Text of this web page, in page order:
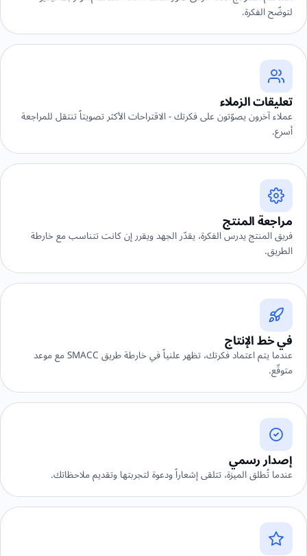
لتوضّح الفكرة.
تعليقات الزملاء
عملاء آخرون يصوّتون على فكرتك - الاقتراحات الأكثر تصويتاً تنتقل للمراجعة
أسرع.
مراجعة المنتج
فريق المنتج يدرس الفكرة، يقدّر الجهد ويقرر إن كانت تتناسب مع خارطة
الطريق.
في خط الإنتاج
عندما يتم اعتماد فكرتك، تظهر علنياً في خارطة طريق SMACC مع موعد
متوقّع.
إصدار رسمي
عندما تُطلق الميزة، تتلقى إشعاراً ودعوة لتجربتها وتقديم ملاحظاتك.